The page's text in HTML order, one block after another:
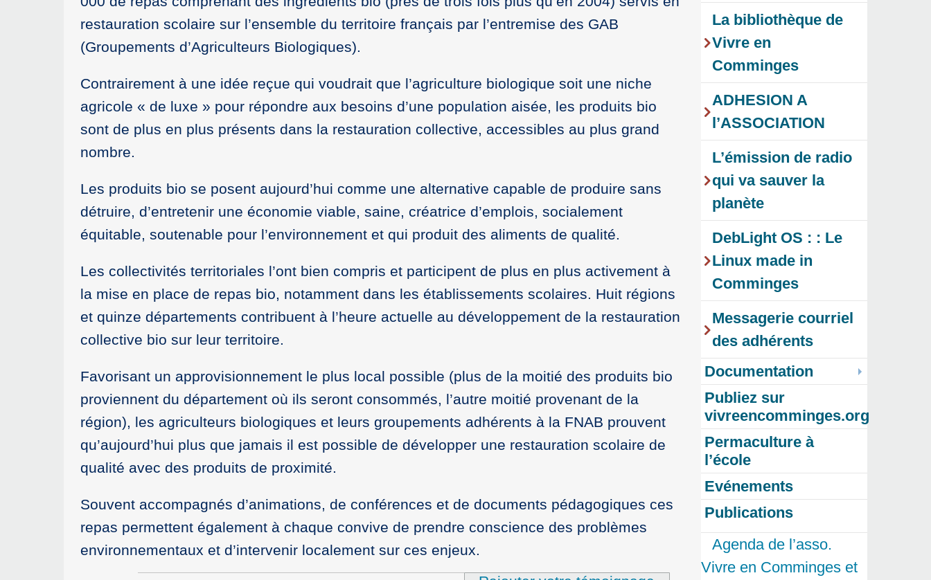
restauration scolaire sur l’ensemble du territoire français par l’entremise des GAB
(Groupements d’Agriculteurs Biologiques).
Contrairement à une idée reçue qui voudrait que l’agriculture biologique soit une niche
agricole « de luxe » pour répondre aux besoins d’une population aisée, les produits bio
sont de plus en plus présents dans la restauration collective, accessibles au plus grand
nombre.
Les produits bio se posent aujourd’hui comme une alternative capable de produire sans
détruire, d’entretenir une économie viable, saine, créatrice d’emplois, socialement
équitable, soutenable pour l’environnement et qui produit des aliments de qualité.
Les collectivités territoriales l’ont bien compris et participent de plus en plus activement à
la mise en place de repas bio, notamment dans les établissements scolaires. Huit régions
et quinze départements contribuent à l’heure actuelle au développement de la restauration
collective bio sur leur territoire.
Favorisant un approvisionnement le plus local possible (plus de la moitié des produits bio
proviennent du département où ils seront consommés, l’autre moitié provenant de la
région), les agriculteurs biologiques et leurs groupements adhérents à la FNAB prouvent
qu’aujourd’hui plus que jamais il est possible de développer une restauration scolaire de
qualité avec des produits de proximité.
Souvent accompagnés d’animations, de conférences et de documents pédagogiques ces
repas permettent également à chaque convive de prendre conscience des problèmes
environnementaux et d’intervenir localement sur ces enjeux.
La bibliothèque de
Vivre en
Comminges
ADHESION A
l’ASSOCIATION
L’émission de radio
qui va sauver la
planète
DebLight OS : : Le
Linux made in
Comminges
Messagerie courriel
des adhérents
Documentation
Publiez sur
vivreencomminges.org
Permaculture à
l’école
Evénements
Publications
Agenda de l’asso.
Vivre en Comminges et